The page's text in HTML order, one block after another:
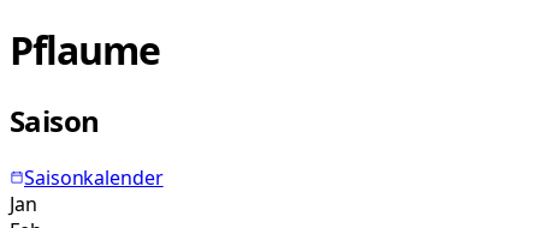
Pflaume
Saison
Saisonkalender
Jan